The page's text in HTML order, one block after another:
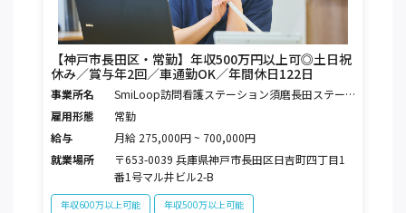
【神戸市長田区・常勤】年収500万円以上可◎土日祝
休み／賞与年2回／車通勤OK／年間休日122日
事業所名
SmiLoop訪問看護ステーション須磨長田ステー
ション
雇用形態
常勤
給与
月給 275,000円 ~ 700,000円
就業場所
〒653-0039 兵庫県神戸市長田区日吉町四丁目1
番1号マル井ビル2-B
年収600万以上可能 年収500万以上可能